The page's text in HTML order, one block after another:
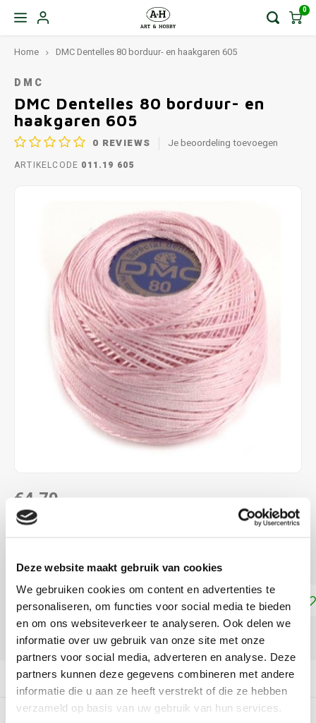
Deze website maakt gebruik van cookies
We gebruiken cookies om content en advertenties te
personaliseren, om functies voor social media te bieden
en om ons websiteverkeer te analyseren. Ook delen we
informatie over uw gebruik van onze site met onze
partners voor social media, adverteren en analyse. Deze
partners kunnen deze gegevens combineren met andere
informatie die u aan ze heeft verstrekt of die ze hebben
verzameld op basis van uw gebruik van hun services.
0
Home DMC Dentelles 80 borduur- en haakgaren 605
DMC
DMC Dentelles 80 borduur- en
haakgaren 605
0 REVIEWS Je beoordeling toevoegen
ARTIKELCODE 011.19 605
€4,70
DIRECT LEVERBAAR
Dmc Frivolité 80 Lees meer
Toevoegen aan winkelwagen
DELEN:
Productomschrijving
Gerelateerde producten